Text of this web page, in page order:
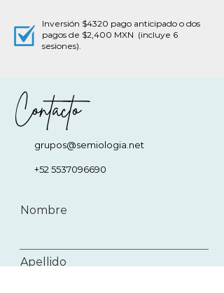
Inversión $4320 pago anticipado o dos
pagos de $2,400 MXN (incluye 6
sesiones).
Contacto
grupos@semiologia.net
+52 5537096690
Nombre
Apellido